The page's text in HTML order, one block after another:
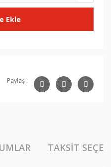
Ekle
Paylaş :
TAKSIT